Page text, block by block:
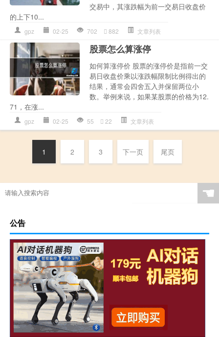
交易中，其涨跌幅为前一交易日收盘价
的上下10...
gpz 02-25 702 882 文章列表
股票怎么算涨停
如何算涨停价 股票的涨停价是指前一交
易日收盘价乘以涨跌幅限制比例得出的
结果，通常会四舍五入并保留两位小
数。举例来说，如果某股票的价格为12.
71，在涨...
gpz 02-25 55 22 文章列表
1 2 3 下一页 尾页
☚
公告